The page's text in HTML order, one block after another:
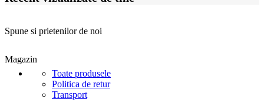
Spune si prietenilor de noi
Magazin
Toate produsele
Politica de retur
Transport